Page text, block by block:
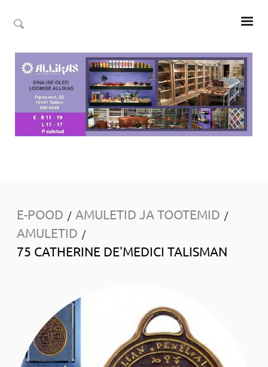
E-POOD / AMULETID JA TOOTEMID /
AMULETID /
75 CATHERINE DE'MEDICI TALISMAN